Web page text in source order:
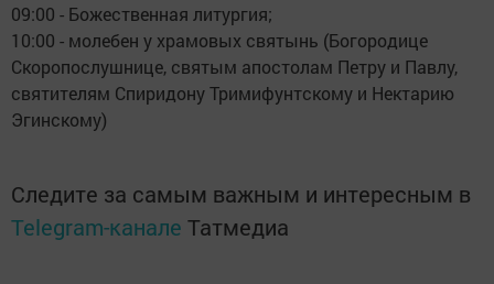
09:00 - Божественная литургия;
10:00 - молебен у храмовых святынь (Богородице
Скоропослушнице, святым апостолам Петру и Павлу,
святителям Спиридону Тримифунтскому и Нектарию
Эгинскому)
Следите за самым важным и интересным в
Telegram-канале Татмедиа